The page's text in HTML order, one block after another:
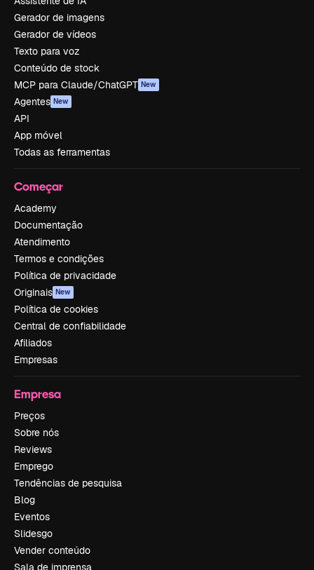
Gerador de imagens
Gerador de vídeos
Texto para voz
Conteúdo de stock
MCP para Claude/ChatGPT New
Agentes New
API
App móvel
Todas as ferramentas
Começar
Academy
Documentação
Atendimento
Termos e condições
Política de privacidade
Originais New
Política de cookies
Central de confiabilidade
Afiliados
Empresas
Empresa
Preços
Sobre nós
Reviews
Emprego
Tendências de pesquisa
Blog
Eventos
Slidesgo
Vender conteúdo
Sala de imprensa